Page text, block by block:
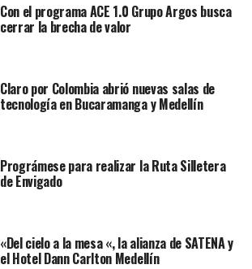
Con el programa ACE 1.0 Grupo Argos busca
cerrar la brecha de valor
Claro por Colombia abrió nuevas salas de
tecnología en Bucaramanga y Medellín
Prográmese para realizar la Ruta Silletera
de Envigado
«Del cielo a la mesa «, la alianza de SATENA y
el Hotel Dann Carlton Medellín